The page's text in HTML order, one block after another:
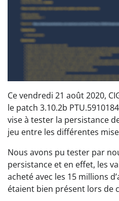
Ce vendredi 21 août 2020,
le patch 3.10.2b
vise à tester la persistance
jeu entre les différentes
Nous avons pu tester par
persistance et en effet, les
acheté avec les 15 millions
étaient bien présent lors de